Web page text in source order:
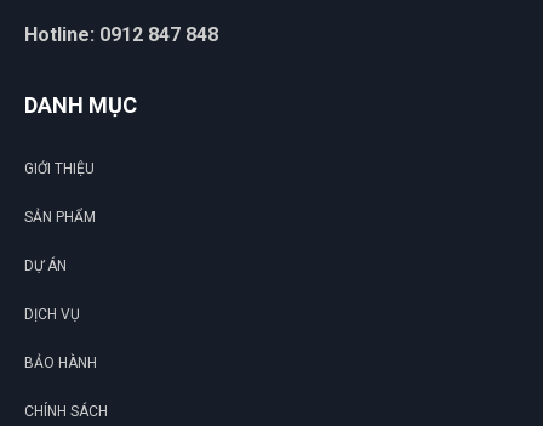
TN
Hotline: 0912 847 848
DANH MỤC
GIỚI THIỆU
SẢN PHẨM
DỰ ÁN
DỊCH VỤ
BẢO HÀNH
CHÍNH SÁCH